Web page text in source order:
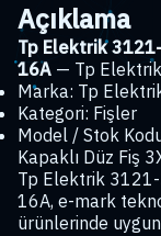
x
16A
adet
Açıklama
Tp Elektrik
16A — Tp
Marka: Tp
Kategori: Fişler
Model / Stok
Kapaklı Düz Fiş
Tp Elektrik
16A, e-mark
ürünlerinde